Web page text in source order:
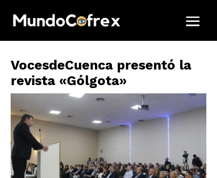
VocesdeCuenca presentó la
revista «Gólgota»